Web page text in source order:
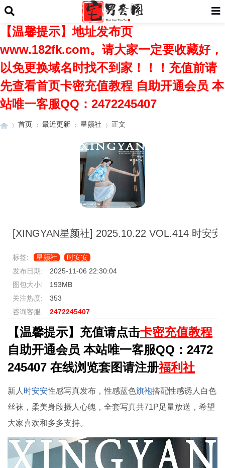
【温馨提示】地址发布页
www.182fk.com。请大家一定要收藏好，
以免更换域名时找不到家！！！充值前请
先查看首页卡密充值教程 自助开通会员 本
站唯一客服QQ：2472245407
首页 最近更新 星颜社
›
正文
[XINGYAN星颜社] 2025.10.22 VOL.414 时安安
标签: 星颜社
时安安
发布日期:
2025-11-06 22:30:04
图包大小:
193MB
关注热度:
353
咨询客服:
2472245407
【温馨提示】充值请点击卡密充值教程
自助开通会员 本站唯一客服QQ：2472
245407 在线浏览套图请注册福利社
新人 时安安性感写真发布，性感蓝色旗袍搭配性感诱人白色
丝袜，柔美身段摄人心魄，全套写真共71P足量放送，希望
大家喜欢和多多支持。